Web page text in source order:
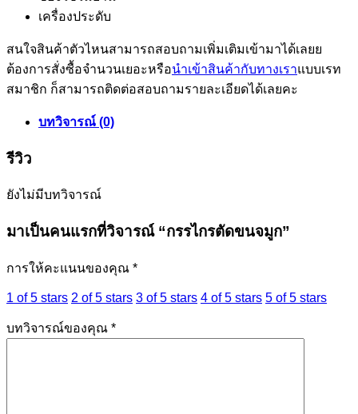
เครื่องประดับ
สนใจสินค้าตัวไหนสามารถสอบถามเพิ่มเติมเข้ามาได้เลยย
ต้องการสั่งซื้อจำนวนเยอะหรือนำเข้าสินค้ากับทางเราแบบเรท
สมาชิก ก็สามารถติดต่อสอบถามรายละเอียดได้เลยคะ
บทวิจารณ์ (0)
รีวิว
ยังไม่มีบทวิจารณ์
มาเป็นคนแรกที่วิจารณ์ “กรรไกรตัดขนจมูก”
การให้คะแนนของคุณ *
1 of 5 stars 2 of 5 stars 3 of 5 stars 4 of 5 stars 5 of 5 stars
บทวิจารณ์ของคุณ *